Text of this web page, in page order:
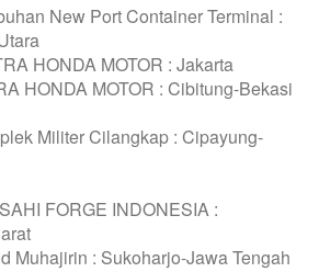
New Port Container Terminal :
HONDA MOTOR : Jakarta
HONDA MOTOR : Cibitung-Bekasi
Militer Cilangkap : Cipayung-
FORGE INDONESIA :
Muhajirin : Sukoharjo-Jawa Tengah